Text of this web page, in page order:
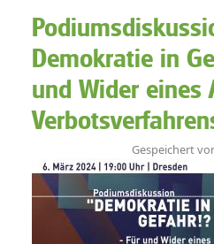
Demokratie in
und Wider eines
Gespeichert